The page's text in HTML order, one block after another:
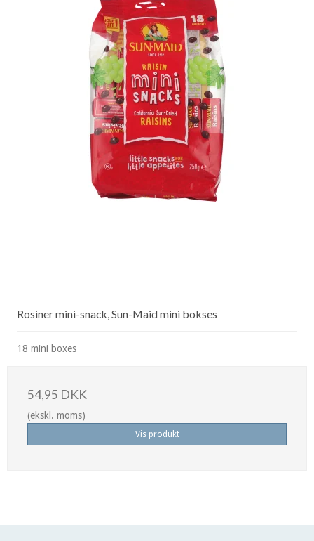
Rosiner mini-snack, Sun-Maid mini bokses
18 mini boxes
54,95 DKK
(ekskl. moms)
Vis produkt